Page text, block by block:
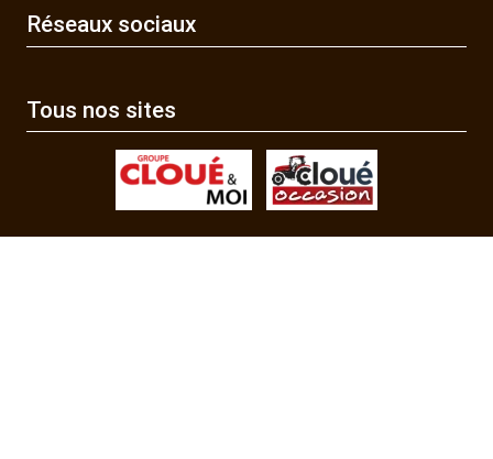
Réseaux sociaux
Tous nos sites